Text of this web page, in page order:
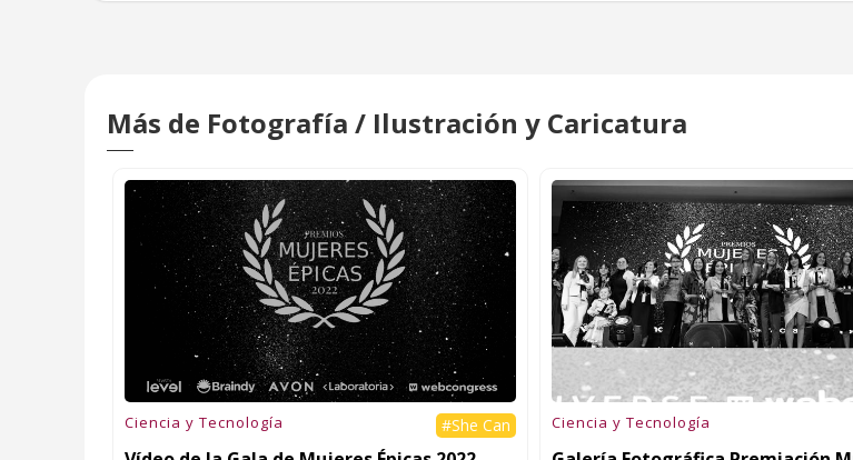
Más de Fotografía / Ilustración y Caricatura
Ciencia y Tecnología #She Can Ciencia y Tecnología